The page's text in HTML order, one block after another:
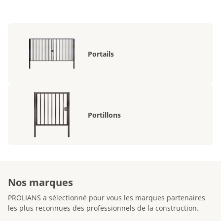
Portails
Portillons
Nos marques
PROLIANS a sélectionné pour vous les marques partenaires
les plus reconnues des professionnels de la construction.